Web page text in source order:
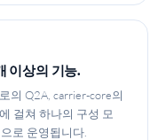
이상의 기능.
의 Q2A, carrier-core의
걸쳐 하나의 구성 모
로 운영됩니다.